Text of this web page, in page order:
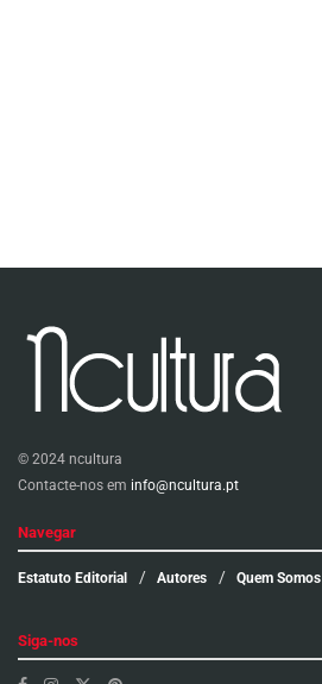
© 2024 ncultura
Contacte-nos em info@ncultura.pt
Navegar
Estatuto Editorial Autores Quem Somos
Siga-nos